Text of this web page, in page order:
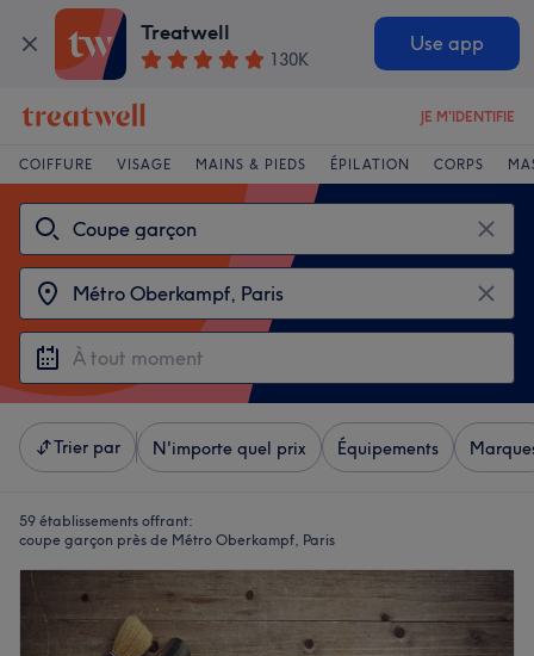
Treatwell
130K
Use app
JE M'IDENTIFIE
COIFFURE VISAGE MAINS & PIEDS ÉPILATION CORPS
Trier par N'importe quel prix Équipements
59 établissements offrant:
coupe garçon près de Métro Oberkampf, Paris